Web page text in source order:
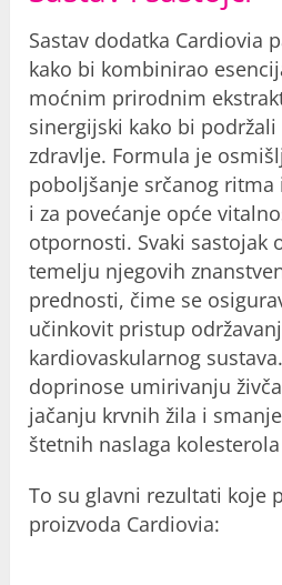
Sastav dodatka Cardiovia
kako bi kombinirao
moćnim prirodnim
sinergijski kako bi
zdravlje. Formula je
poboljšanje srčanog ritma
i za povećanje opće
otpornosti. Svaki sastojak
temelju njegovih
prednosti, čime se
učinkovit pristup
kardiovaskularnog
doprinose umirivanju
jačanju krvnih žila i
štetnih naslaga kolesterola
To su glavni rezultati koje
proizvoda Cardiovia: